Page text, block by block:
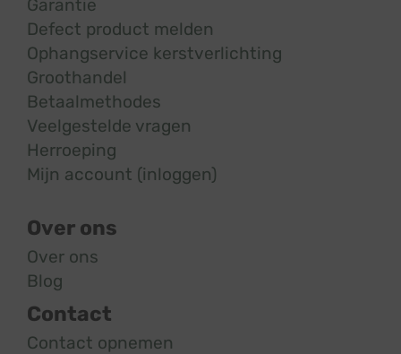
Garantie
Defect product melden
Ophangservice kerstverlichting
Groothandel
Betaalmethodes
Veelgestelde vragen
Herroeping
Mijn account (inloggen)
Over ons
Over ons
Blog
Contact
Contact opnemen